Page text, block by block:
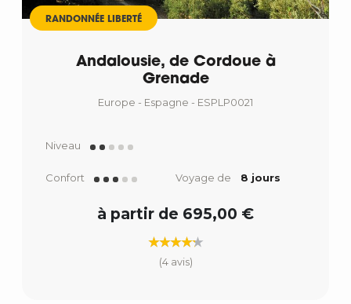
RANDONNÉE LIBERTÉ
Andalousie, de Cordoue à
Grenade
Europe - Espagne - ESPLP0021
Niveau
Confort Voyage de 8 jours
à partir de 695,00 €
(4 avis)